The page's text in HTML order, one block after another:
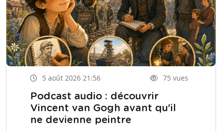
5 août 2026 21:56 75 vues
Podcast audio : découvrir
Vincent van Gogh avant qu'il
ne devienne peintre